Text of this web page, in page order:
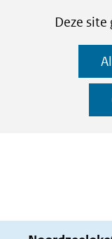
CookiesDeze
worden